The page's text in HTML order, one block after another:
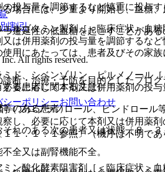
投与量を調節するなど慎重に投与
ルゴタミン製剤［＜臨床症状＞血糖
又は併用薬剤の投与量を調節するな
ド、シベンゾリン、ピルメノール
要に応じて本剤又は併用薬剤の投
プロプラノロール、ピンドロール
し、必要に応じて本剤又は併用薬
１．１．１参照〕（機序は不明で
ン酸化酵素阻害剤［＜臨床症状＞
場合には、少量より開始し、血糖、
遷延性の低血糖を起こすことがあ
用にあたっては、患者及びその家族
る患者に関する注意）
のある患者）
れのある次の患者又は状態〔８．
全又は副腎機能不全。
割引
All rights reserved.
断・治療・予防を目的としたプログ
シーポリシーお問い合わせ